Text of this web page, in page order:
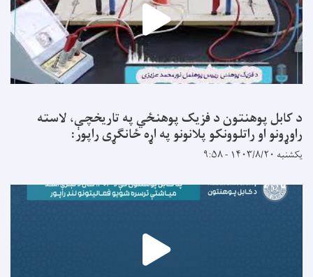
د کابل پوهنتون د فزیک پوهنځي په تاریخچې، لاسته
راوړونو او راتلوونکو پلانونو په اړه ځانګړی راپور:
یکشنبه ۱۴۰۳/۸/۲۰ - ۹:۵۸